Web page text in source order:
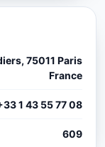
75011 Paris
France
1 43 55 77 08
609